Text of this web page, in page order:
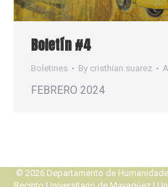
Boletín #4
Boletines By cristhian.suarez
FEBRERO 2024
© 2026 Departamento de